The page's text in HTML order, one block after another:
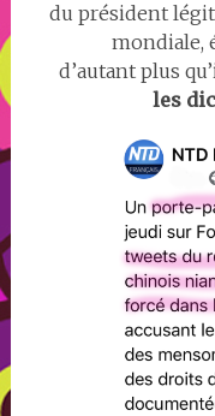
du président
mondiale,
d’autant plus
les